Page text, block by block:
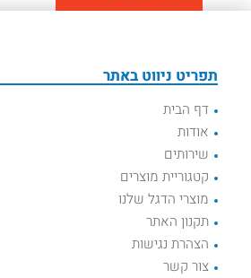
תפריט ניווט באתר
דף הבית
אודות
שירותים
קטגוריית מוצרים
מוצרי הדגל שלנו
תקנון האתר
הצהרת נגישות
צור קשר